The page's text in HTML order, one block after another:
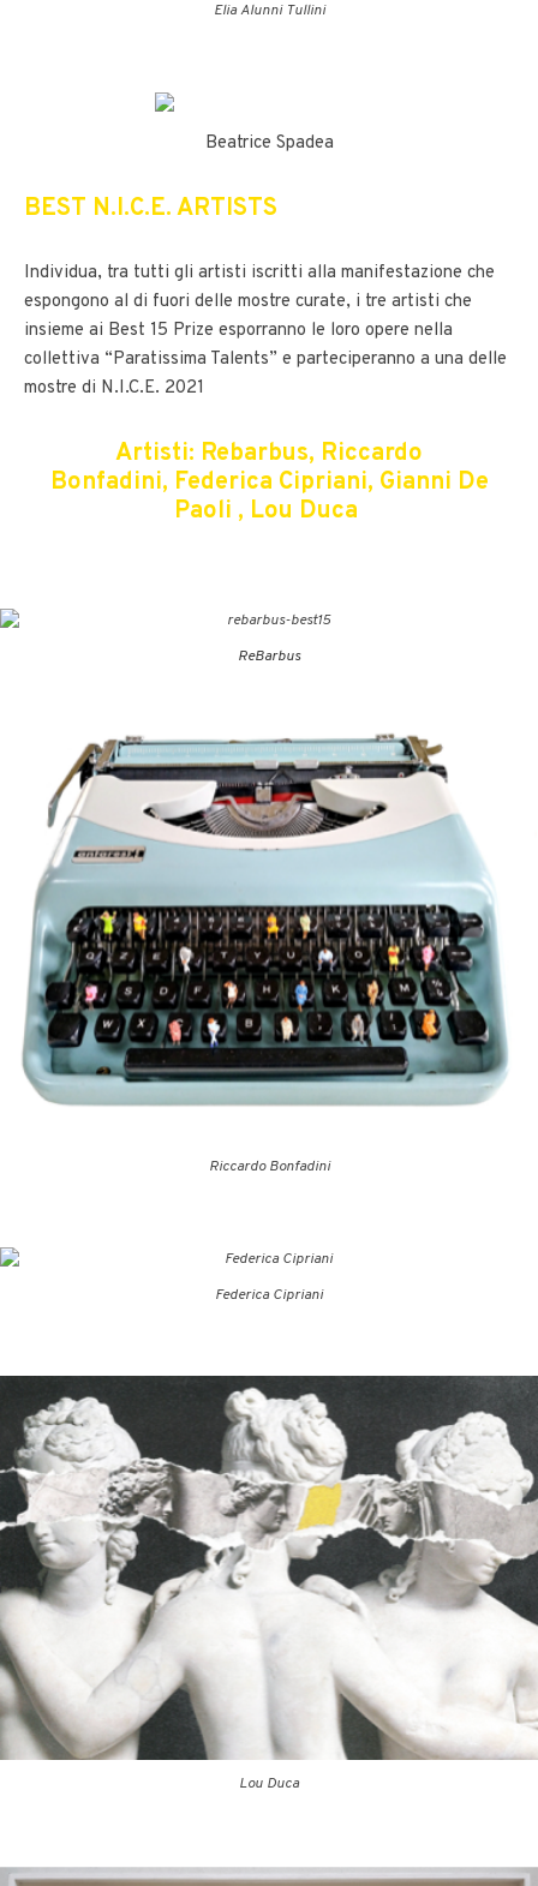
Elia Alunni Tullini
Beatrice Spadea
BEST N.I.C.E. ARTISTS
Individua, tra tutti gli artisti iscritti alla manifestazione che
espongono al di fuori delle mostre curate, i tre artisti che
insieme ai Best 15 Prize esporranno le loro opere nella
collettiva “Paratissima Talents” e parteciperanno a una delle
mostre di N.I.C.E. 2021
Artisti: Rebarbus, Riccardo
Bonfadini, Federica Cipriani, Gianni De
Paoli , Lou Duca
ReBarbus
Riccardo Bonfadini
Federica Cipriani
Lou Duca